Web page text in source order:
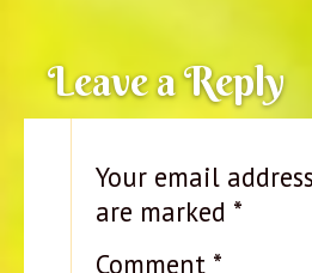
Leave a Reply
Your email
are marked *
Comment *